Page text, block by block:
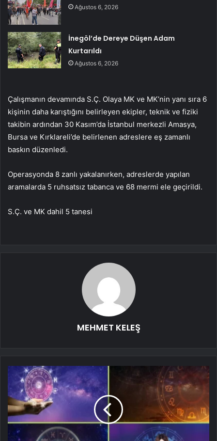
Ağustos 6, 2026
İnegöl’de Dereye Düşen Adam
Kurtarıldı
Ağustos 6, 2026
Çalışmanın devamında S.Ç. Olaya MK ve MK’nin yanı sıra 6
kişinin daha karıştığını belirleyen ekipler, teknik ve fiziki
takibin ardından 30 Kasım’da İstanbul merkezli Amasya,
Bursa ve Kırklareli’de belirlenen adreslere eş zamanlı
baskın düzenledi.
Operasyonda 8 zanlı yakalanırken, adreslerde yapılan
aramalarda 5 ruhsatsız tabanca ve 68 mermi ele geçirildi.
S.Ç. ve MK dahil 5 tanesi
MEHMET KELEŞ